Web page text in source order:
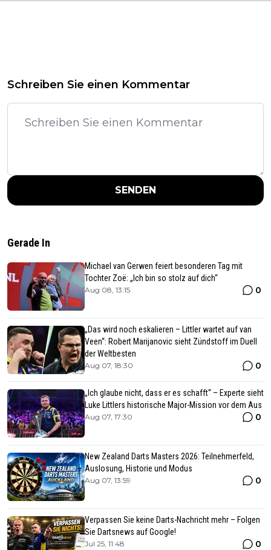
Schreiben Sie einen Kommentar
SENDEN
Gerade In
Michael van Gerwen feiert besonderen Tag mit
Tochter Zoë: „Ich bin so stolz auf dich“
Aug 08, 13:15 0
„Das wird noch eskalieren – Littler wartet auf van
Veen“: Robert Marijanovic sieht Zündstoff im Duell
der Weltbesten
Aug 07, 18:30 0
„Ich glaube nicht, dass er es schafft“ – Experte sieht
Luke Littlers historische Major-Mission vor dem Aus
Aug 07, 17:30 0
New Zealand Darts Masters 2026: Teilnehmerfeld,
Auslosung, Historie und Modus
Aug 07, 13:59 0
Verpassen Sie keine Darts-Nachricht mehr – Folgen
Sie Dartsnews auf Google!
Jul 25, 11:48 0